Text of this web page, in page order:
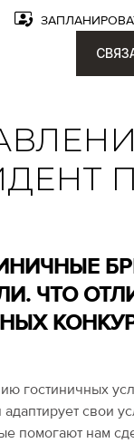
ЧТО
гостиничных
свои
помогают нам